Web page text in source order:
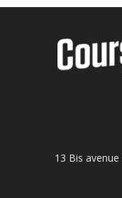
13 Bis